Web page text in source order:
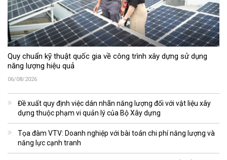
Quy chuẩn kỹ thuật quốc gia về công trình xây dựng sử dụng
năng lượng hiệu quả
06/08/2026
Đề xuất quy định việc dán nhãn năng lượng đối với vật liệu xây
dựng thuộc phạm vi quản lý của Bộ Xây dựng
Tọa đàm VTV: Doanh nghiệp với bài toán chi phí năng lượng và
năng lực cạnh tranh